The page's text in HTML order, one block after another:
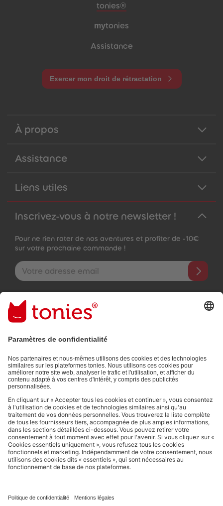
Pied de page de méta-navigation
tonies®
mytonies
Assistance
Exercer mon droit de rétractation
À propos
Assistance
Liens utiles
Inscrivez-vous à notre newsletter !
Pour ne rien rater de nos aventures et profiter de -10€
sur votre prochaine commande !
Adresse e-mail
grâce aux informations que vous nous avez fournies (par ex.
données de votre compte) et aux données d'utilisation partagées
à des fins publicitaires (par ex. temps d'écoute). Révocable à tout
Les moyens de paiement :
Liens vers les réseaux sociaux
© 2026 tonies GmbH
(générative) est expressément réservée et donc interdite, comme